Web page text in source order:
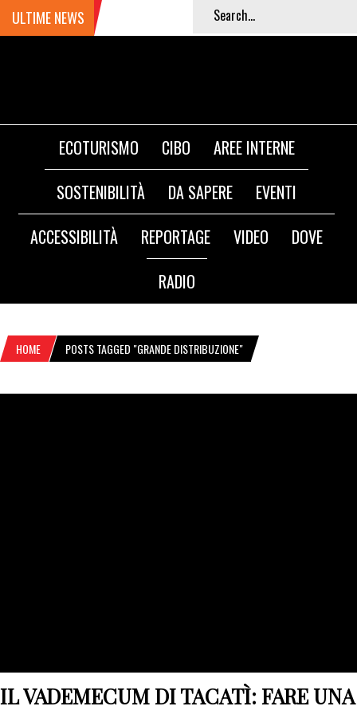
ULTIME NEWS
ECOTURISMO CIBO
AREE INTERNE
SOSTENIBILITÀ
DA SAPERE
EVENTI
REPORTAGE
HOME POSTS TAGGED "GRANDE DISTRIBUZIONE"